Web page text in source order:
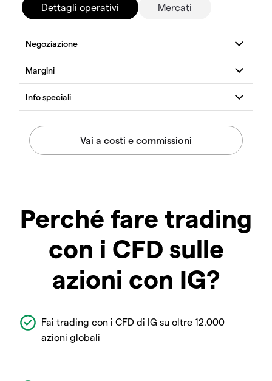
Dettagli operativi Mercati
Perché fare trading
con i CFD sulle
azioni con IG?
Fai trading con i CFD di IG su oltre 12.000
azioni globali